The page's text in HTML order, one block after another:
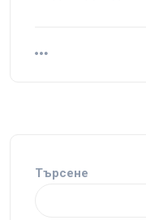
Търсене